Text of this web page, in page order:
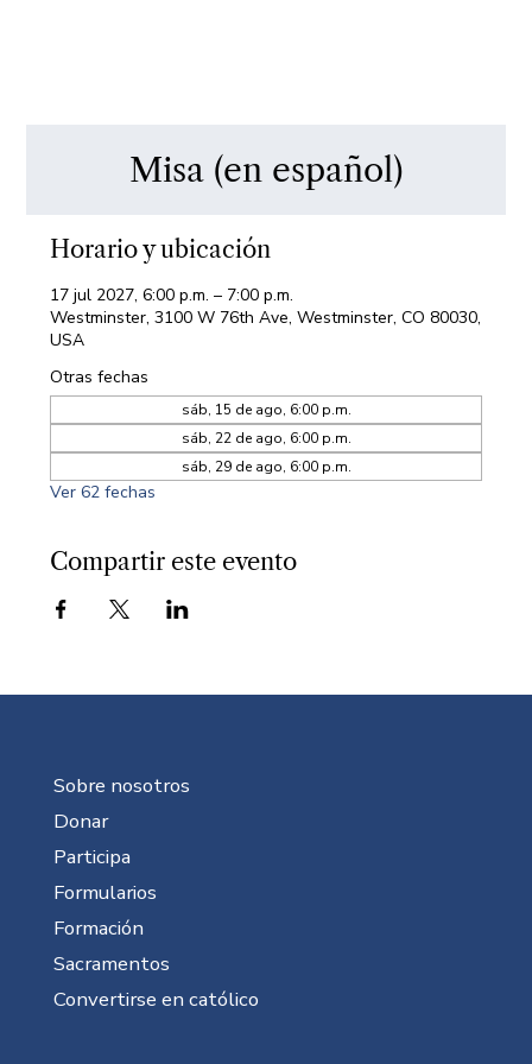
Misa (en español)
Horario y ubicación
17 jul 2027, 6:00 p.m. – 7:00 p.m.
Westminster, 3100 W 76th Ave, Westminster, CO 80030,
USA
Otras fechas
sáb, 15 de ago, 6:00 p.m.
sáb, 22 de ago, 6:00 p.m.
sáb, 29 de ago, 6:00 p.m.
Ver 62 fechas
Compartir este evento
Sobre nosotros
Donar
Participa
Formularios
Formación
Sacramentos
Convertirse en católico